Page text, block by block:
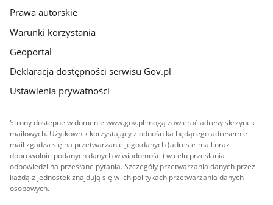
Prawa autorskie
Warunki korzystania
Geoportal
Deklaracja dostępności serwisu Gov.pl
Ustawienia prywatności
Strony dostępne w domenie www.gov.pl mogą zawierać adresy skrzynek
mailowych. Użytkownik korzystający z odnośnika będącego adresem e-
mail zgadza się na przetwarzanie jego danych (adres e-mail oraz
dobrowolnie podanych danych w wiadomości) w celu przesłania
odpowiedzi na przesłane pytania. Szczegóły przetwarzania danych przez
każdą z jednostek znajdują się w ich politykach przetwarzania danych
osobowych.